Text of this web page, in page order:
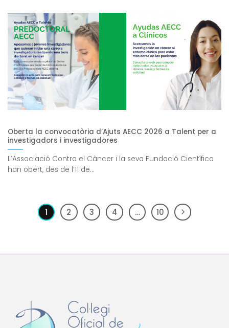
Oberta la convocatòria d’Ajuts AECC 2026 a Talent per a
investigadors i investigadores
L’Associació Contra el Càncer i la seva Fundació Científica
han obert, des de l’11 de...
1 2 3 4 … 10